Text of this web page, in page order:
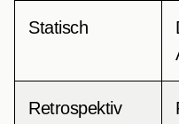
Statisch
Retrospektiv